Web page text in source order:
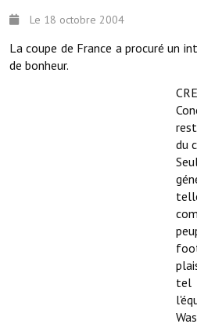
Urbanisme
Nous contacter
Le 18 octobre 2004
La coupe de France a procuré un
de bonheur.
du
tel